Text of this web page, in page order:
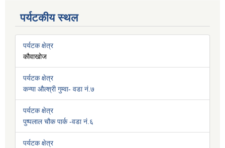
पर्यटकीय स्थल
पर्यटक क्षेत्र
कौवाखोज
पर्यटक क्षेत्र
कन्या औल्श्री गुम्वा- वडा नं.७
पर्यटक क्षेत्र
पुष्पलाल चौक पार्क -वडा नं.६
पर्यटक क्षेत्र